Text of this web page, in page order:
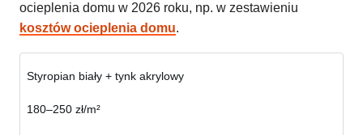
ocieplenia domu w 2026 roku, np. w zestawieniu
kosztów ocieplenia domu.
Styropian biały + tynk akrylowy
180–250 zł/m²